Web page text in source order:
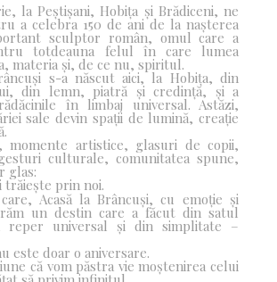
la Peștișani, Hobița și Brădiceni, ne
a celebra 150 de ani de la nașterea
sculptor român, omul care a
totdeauna felul în care lumea
materia și, de ce nu, spiritul.
s-a născut aici, la Hobița, din
din lemn, piatră și credință, și a
în limbaj universal. Astăzi,
sale devin spații de lumină, creație
momente artistice, glasuri de copii,
culturale, comunitatea spune,
glas:
trăiește prin noi.
Acasă la Brâncuși, cu emoție și
un destin care a făcut din satul
reper universal și din simplitate –
este doar o aniversare.
că vom păstra vie moștenirea celui